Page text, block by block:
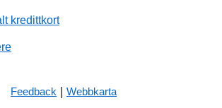
kredittkort
Feedback | Webbkarta